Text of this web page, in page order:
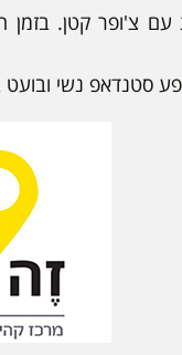
צ'ופר קטן. בזמן
סטנדאפ נשי ובועט